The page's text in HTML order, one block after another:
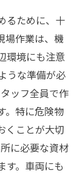
るために、十
場作業は、機
環境にも注意
うな準備が必
ッフ全員で作
。特に危険物
くことが大切
に必要な資材
す。車両にも